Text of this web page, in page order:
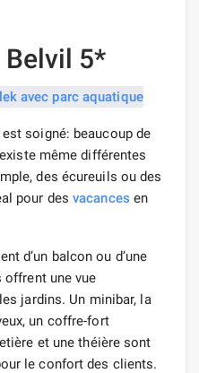
5*
soigné: beaucoup de
même différentes
des écureuils ou des
pour desvacances en
d’un balcon ou d’une
offrent une vue
jardins. Un minibar, la
un coffre-fort
et une théière sont
le confort des clients.